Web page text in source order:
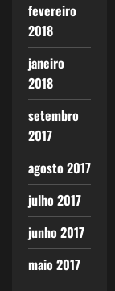
fevereiro
2018
janeiro
2018
setembro
2017
agosto 2017
julho 2017
junho 2017
maio 2017